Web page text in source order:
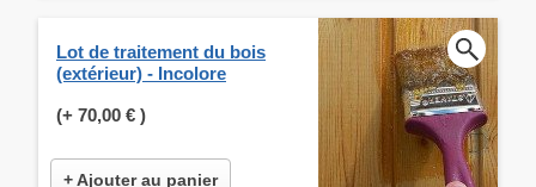
Lot de traitement du bois
(extérieur) - Incolore
(+ 70,00 € )
+ Ajouter au panier